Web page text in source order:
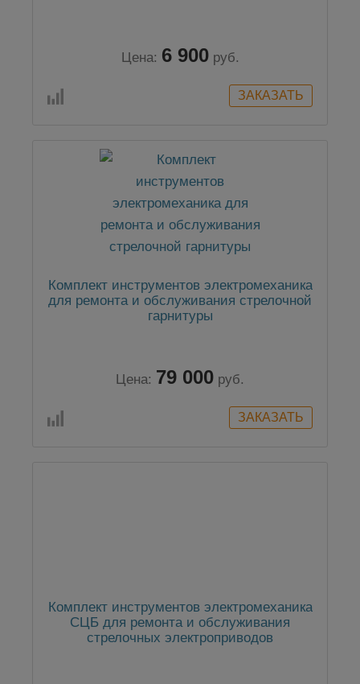
Цена: 6 900 руб.
Комплект инструментов электромеханика
для ремонта и обслуживания стрелочной
гарнитуры
Цена: 79 000 руб.
Комплект инструментов электромеханика
СЦБ для ремонта и обслуживания
стрелочных электроприводов